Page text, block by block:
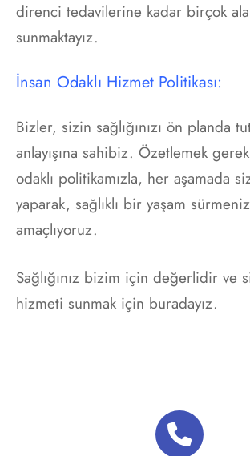
direnci tedavilerine kadar birçok
sunmaktayız.
İnsan Odaklı Hizmet Politikası:
Bizler, sizin sağlığınızı ön planda
anlayışına sahibiz. Özetlemek
odaklı politikamızla, her aşamada
yaparak, sağlıklı bir yaşam
amaçlıyoruz.
Sağlığınız bizim için değerlidir ve
hizmeti sunmak için buradayız.